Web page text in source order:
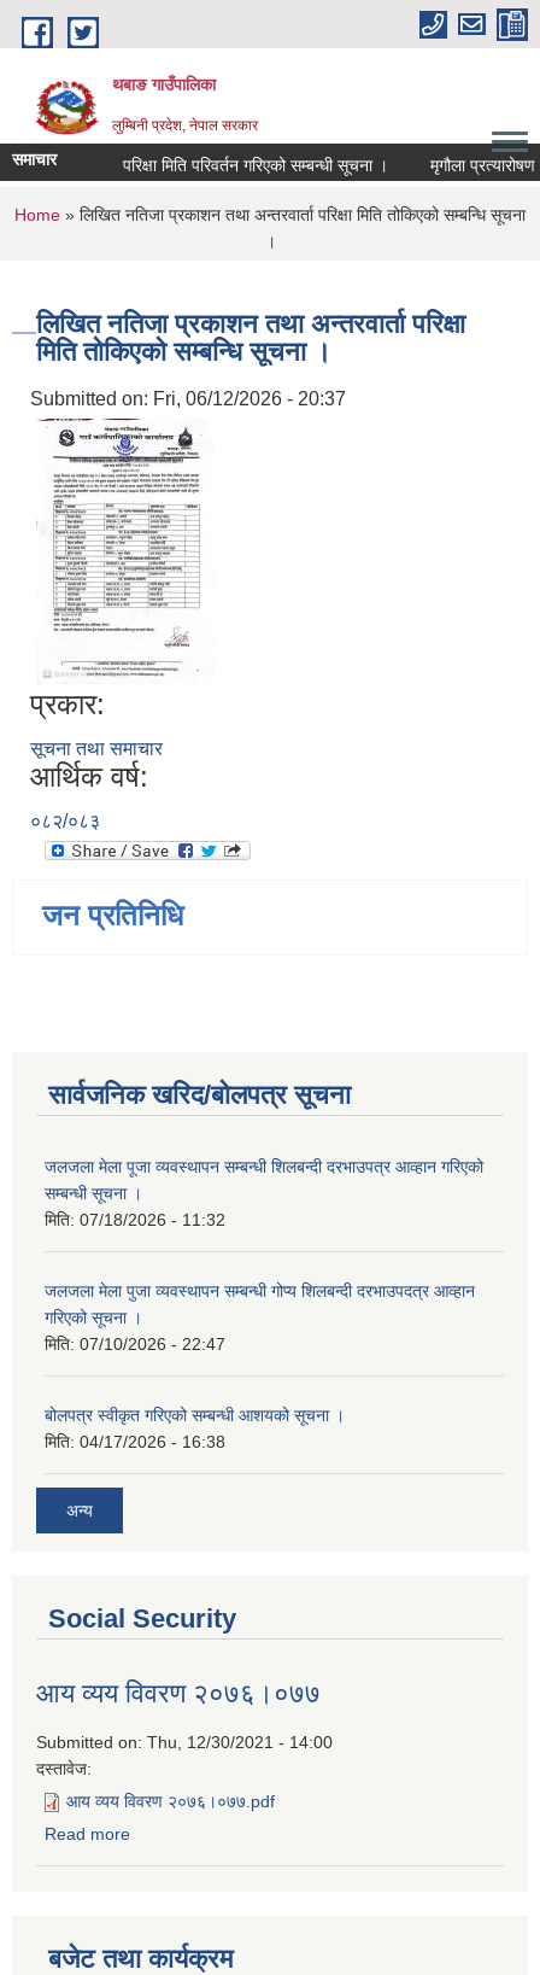
Skip to main content
थबाङ गाउँपालिका
लुम्बिनी प्रदेश, नेपाल सरकार
समाचार परिक्षा मिति परिवर्तन गरिएको सम्बन्धी सूचना । मृगौला प्रत्यारोषण
You are here
Home » लिखित नतिजा प्रकाशन तथा अन्तरवार्ता परिक्षा मिति तोकिएको सम्बन्धि सूचना
।
लिखित नतिजा प्रकाशन तथा अन्तरवार्ता परिक्षा
मिति तोकिएको सम्बन्धि सूचना ।
Submitted on: Fri, 06/12/2026 - 20:37
प्रकार:
सूचना तथा समाचार
आर्थिक वर्ष:
०८२/०८३
जन प्रतिनिधि
सार्वजनिक खरिद/बोलपत्र सूचना
जलजला मेला पूजा व्यवस्थापन सम्बन्धी शिलबन्दी दरभाउपत्र आव्हान गरिएको
सम्बन्धी सूचना ।
मिति: 07/18/2026 - 11:32
जलजला मेला पुजा व्यवस्थापन सम्बन्धी गोप्य शिलबन्दी दरभाउपदत्र आव्हान
गरिएको सूचना ।
मिति: 07/10/2026 - 22:47
बोलपत्र स्वीकृत गरिएको सम्बन्धी आशयको सूचना ।
मिति: 04/17/2026 - 16:38
अन्य
Social Security
आय व्यय विवरण २०७६।०७७
Submitted on: Thu, 12/30/2021 - 14:00
दस्तावेज:
आय व्यय विवरण २०७६।०७७.pdf
Read more
बजेट तथा कार्यक्रम